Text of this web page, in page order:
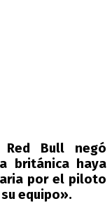
Bull negó
británica haya
por el piloto
equipo».